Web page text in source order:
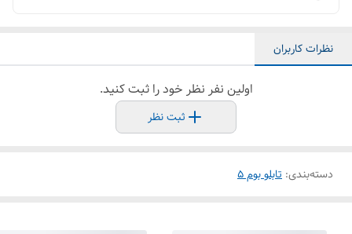
نظرات کاربران
اولین نفر نظر خود را ثبت کنید.
ثبت نظر
دسته‌بندی: تابلو بوم 5